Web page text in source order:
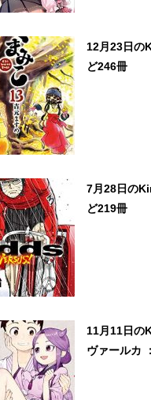
12月23日の
ど246冊
7月28日の
ど219冊
11月11日の
ヴァールカ